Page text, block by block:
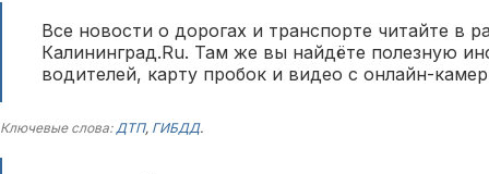
Все новости о дорогах и транспорте читайте в
Калининград.Ru. Там же вы найдёте полезную
водителей, карту пробок и видео с онлайн-
Ключевые слова:ДТП, ГИБДД.